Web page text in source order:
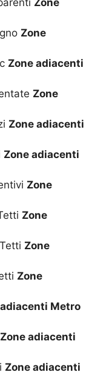
Zone
Zone
Zone adiacenti
Zone
Zone adiacenti
Zone adiacenti
Zone
Zone
Zone
Zone
Metro
Zone adiacenti
Zone adiacenti